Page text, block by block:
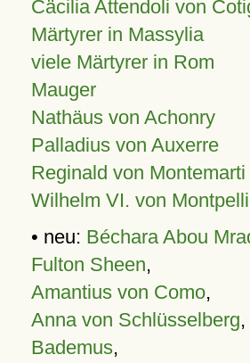
Cäcilia Attendoli von
Märtyrer in Massylia
viele Märtyrer in Rom
Mauger
Nathäus von Achonry
Palladius von Auxerre
Reginald von Montemarti
Wilhelm VI. von
• neu: Béchara Abou
Fulton Sheen,
Amantius von Como,
Anna von Schlüsselberg,
Bademus,